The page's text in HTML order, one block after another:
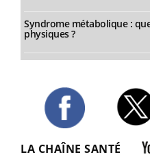
Syndrome métabolique :
physiques ?
LA CHAÎNE SANTÉ